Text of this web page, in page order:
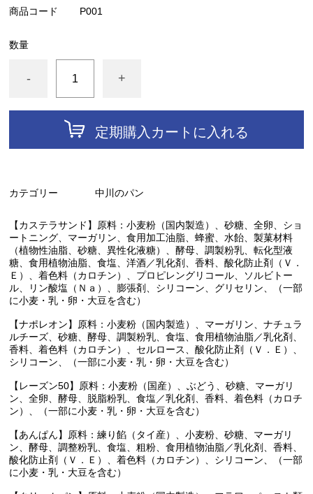
商品コード P001
数量
- +
定期購入カートに入れる
カテゴリー 中川のパン
【カステラサンド】原料：小麦粉（国内製造）、砂糖、全卵、ショ
ートニング、マーガリン、食用加工油脂、蜂蜜、水飴、製菓材料
（植物性油脂、砂糖、異性化液糖）、酵母、調製粉乳、転化型液
糖、食用植物油脂、食塩、洋酒／乳化剤、香料、酸化防止剤（Ｖ．
Ｅ）、着色料（カロチン）、プロピレングリコール、ソルビトー
ル、リン酸塩（Ｎａ）、膨張剤、シリコーン、グリセリン、（一部
に小麦・乳・卵・大豆を含む）
【ナポレオン】原料：小麦粉（国内製造）、マーガリン、ナチュラ
ルチーズ、砂糖、酵母、調製粉乳、食塩、食用植物油脂／乳化剤、
香料、着色料（カロチン）、セルロース、酸化防止剤（Ｖ．Ｅ）、
シリコーン、（一部に小麦・乳・卵・大豆を含む）
【レーズン50】原料：小麦粉（国産）、ぶどう、砂糖、マーガリ
ン、全卵、酵母、脱脂粉乳、食塩／乳化剤、香料、着色料（カロチ
ン）、（一部に小麦・乳・卵・大豆を含む）
【あんぱん】原料：練り餡（タイ産）、小麦粉、砂糖、マーガリ
ン、酵母、調整粉乳、食塩、粗粉、食用植物油脂／乳化剤、香料、
酸化防止剤（Ｖ．Ｅ）、着色料（カロチン）、シリコーン、（一部
に小麦・乳・大豆を含む）